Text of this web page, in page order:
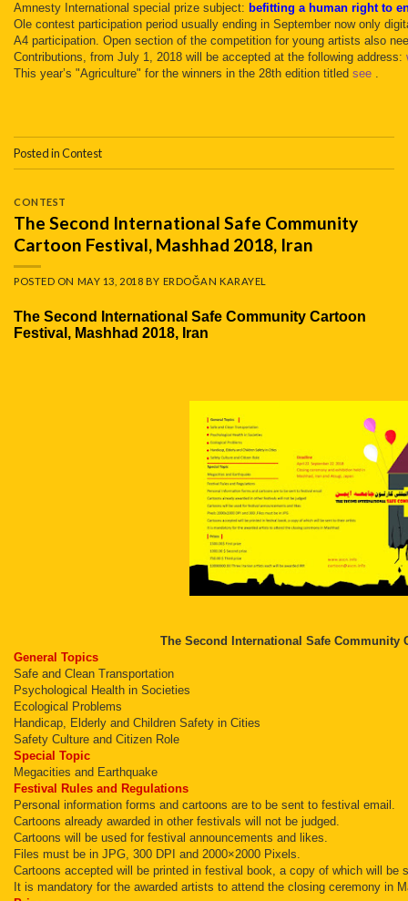
Amnesty International special prize subject: befitting a human right to
Ole contest participation period usually ending in September now only
A4 participation. Open section of the competition for young artists also
Contributions, from July 1, 2018 will be accepted at the following address:
This year’s "Agriculture" for the winners in the 28th edition titled see .
Posted inContest
CONTEST
The Second International Safe Community
Cartoon Festival, Mashhad 2018, Iran
POSTED ON MAY 13, 2018 BY ERDOĞAN KARAYEL
The Second International Safe Community Cartoon
Festival, Mashhad 2018, Iran
The Second International Safe Community
General Topics
Safe and Clean Transportation
Psychological Health in Societies
Ecological Problems
Handicap, Elderly and Children Safety in Cities
Safety Culture and Citizen Role
Special Topic
Megacities and Earthquake
Festival Rules and Regulations
Personal information forms and cartoons are to be sent to festival email.
Cartoons already awarded in other festivals will not be judged.
Cartoons will be used for festival announcements and likes.
Files must be in JPG, 300 DPI and 2000×2000 Pixels.
Cartoons accepted will be printed in festival book, a copy of which will be
It is mandatory for the awarded artists to attend the closing ceremony in